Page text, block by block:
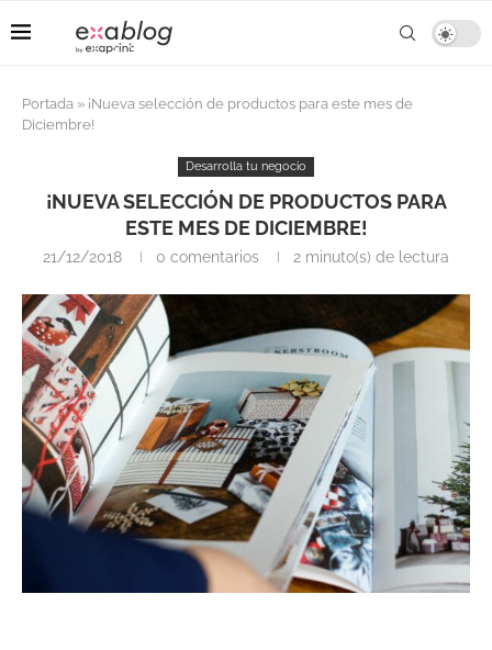
Portada » ¡Nueva selección de productos para este mes de
Diciembre!
Desarrolla tu negocio
¡NUEVA SELECCIÓN DE PRODUCTOS PARA
ESTE MES DE DICIEMBRE!
21/12/2018 0 comentarios 2 minuto(s) de lectura